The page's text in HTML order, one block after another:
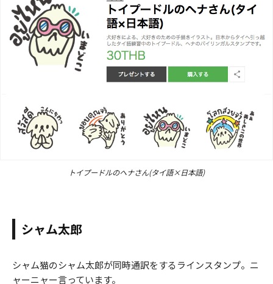
トイプードルのヘナさん(タイ語×日本語)
シャム太郎
シャム猫のシャム太郎が同時通訳をするラインスタンプ。ニ
ャーニャー言っています。